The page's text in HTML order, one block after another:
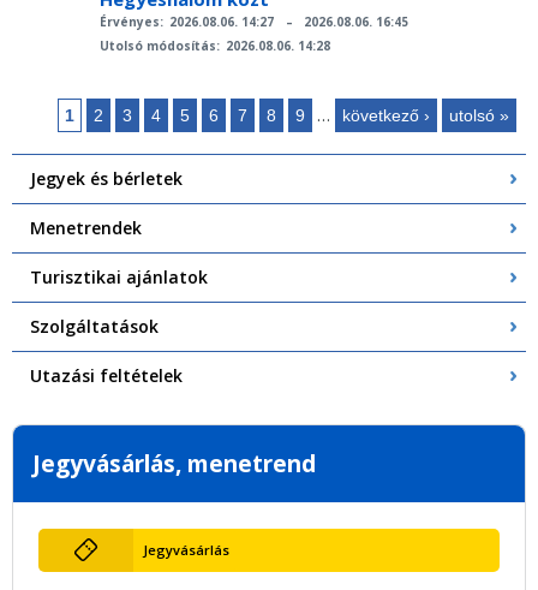
Érvényes: 2026.08.06. 14:27 –
2026.08.06. 16:45
Utolsó módosítás: 2026.08.06. 14:28
1 2 3 4 5 6 7 8 9 … következő › utolsó »
Jegyek és bérletek
Menetrendek
Turisztikai ajánlatok
Szolgáltatások
Utazási feltételek
Jegyvásárlás, menetrend
Jegyvásárlás